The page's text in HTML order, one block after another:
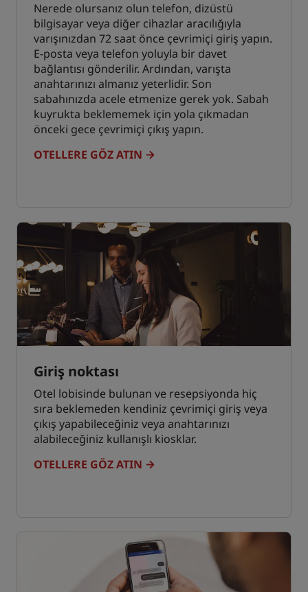
Nerede olursanız olun telefon, dizüstü
bilgisayar veya diğer cihazlar aracılığıyla
varışınızdan 72 saat önce çevrimiçi giriş yapın.
E-posta veya telefon yoluyla bir davet
bağlantısı gönderilir. Ardından, varışta
anahtarınızı almanız yeterlidir. Son
sabahınızda acele etmenize gerek yok. Sabah
kuyrukta beklememek için yola çıkmadan
önceki gece çevrimiçi çıkış yapın.
OTELLERE GÖZ ATIN
Giriş noktası
Otel lobisinde bulunan ve resepsiyonda hiç
sıra beklemeden kendiniz çevrimiçi giriş veya
çıkış yapabileceğiniz veya anahtarınızı
alabileceğiniz kullanışlı kiosklar.
OTELLERE GÖZ ATIN